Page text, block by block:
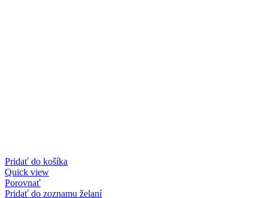
Pridať do košíka
Quick view
Porovnať
Pridať do zoznamu želaní